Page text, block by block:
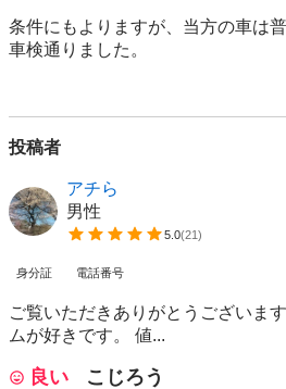
条件にもよりますが、当方の車は
車検通りました。
投稿者
アチら
男性
5.0(21)
身分証 電話番号
ご覧いただきありがとうございま
ムが好きです。 値...
良い こじろう